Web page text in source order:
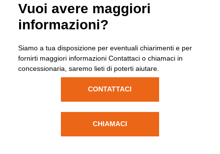
Vuoi avere maggiori
informazioni?
Siamo a tua disposizione per eventuali chiarimenti e per
fornirti maggiori informazioni Contattaci o chiamaci in
concessionaria, saremo lieti di poterti aiutare.
CONTATTACI
CHIAMACI